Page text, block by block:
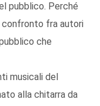
pubblico. Perché
confronto fra autori
che
musicali del
alla chitarra da